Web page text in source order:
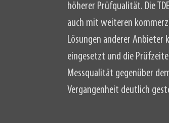
höherer Prüfqualität. Die
auch mit weiteren
Lösungen anderer
eingesetzt und die
Messqualität gegenüber
Vergangenheit deutlich